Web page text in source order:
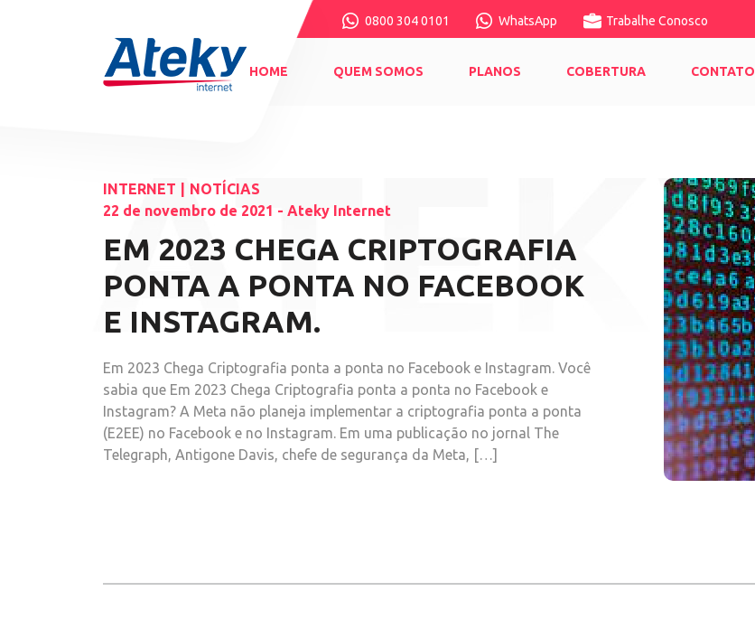
0800 304 0101 WhatsApp Trabalhe Conosco
HOME QUEM SOMOS PLANOS COBERTURA CONTATO
INTERNET
NOTÍCIAS
22 de novembro de 2021 - Ateky Internet
EM 2023 CHEGA CRIPTOGRAFIA
PONTA A PONTA NO FACEBOOK
E INSTAGRAM.
Em 2023 Chega Criptografia ponta a ponta no Facebook e Instagram. Você
sabia que Em 2023 Chega Criptografia ponta a ponta no Facebook e
Instagram? A Meta não planeja implementar a criptografia ponta a ponta
(E2EE) no Facebook e no Instagram. Em uma publicação no jornal The
Telegraph, Antigone Davis, chefe de segurança da Meta, […]